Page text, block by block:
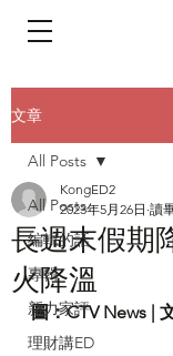
文章
All Posts
編輯的話
專輯
新力家評
理財講ED
All Posts
長週末假期
火降溫
KongED2
2023年5月26日 讀
圖：CTV News |